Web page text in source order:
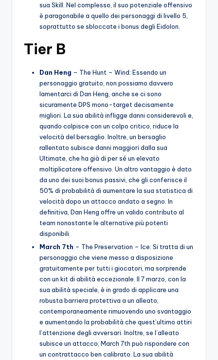
sua Skill. Nel complesso, il suo potenziale offensivo
è paragonabile a quello dei personaggi di livello 5,
soprattutto se sbloccate i bonus degli Eidolon.
Tier B
Dan Heng – The Hunt – Wind: Essendo un
personaggio gratuito, non possiamo davvero
lamentarci di Dan Heng, anche se ci sono
sicuramente DPS mono-target decisamente
migliori. La sua abilità infligge danni considerevoli e,
quando colpisce con un colpo critico, riduce la
velocità del bersaglio. Inoltre, un bersaglio
rallentato subisce danni maggiori dalla sua
Ultimate, che ha già di per sé un elevato
moltiplicatore offensivo. Un altro vantaggio è dato
da uno dei suoi bonus passivi, che gli conferisce il
50% di probabilità di aumentare la sua statistica di
velocità dopo un attacco andato a segno. In
definitiva, Dan Heng offre un valido contributo al
team nonostante le alternative più potenti
disponibili.
March 7th – The Preservation – Ice: Si tratta di un
personaggio che viene messo a disposizione
gratuitamente per tutti i giocatori, ma sorprende
con un kit di abilità eccezionale. Il 7 marzo, con la
sua abilità speciale, è in grado di applicare una
robusta barriera protettiva a un alleato,
contemporaneamente rimuovendo uno svantaggio
e aumentando la probabilità che quest’ultimo attiri
l’attenzione degli avversari. Inoltre, se l’alleato
subisce un attacco, March 7th può rispondere con
un contrattacco ben calibrato. La sua abilità